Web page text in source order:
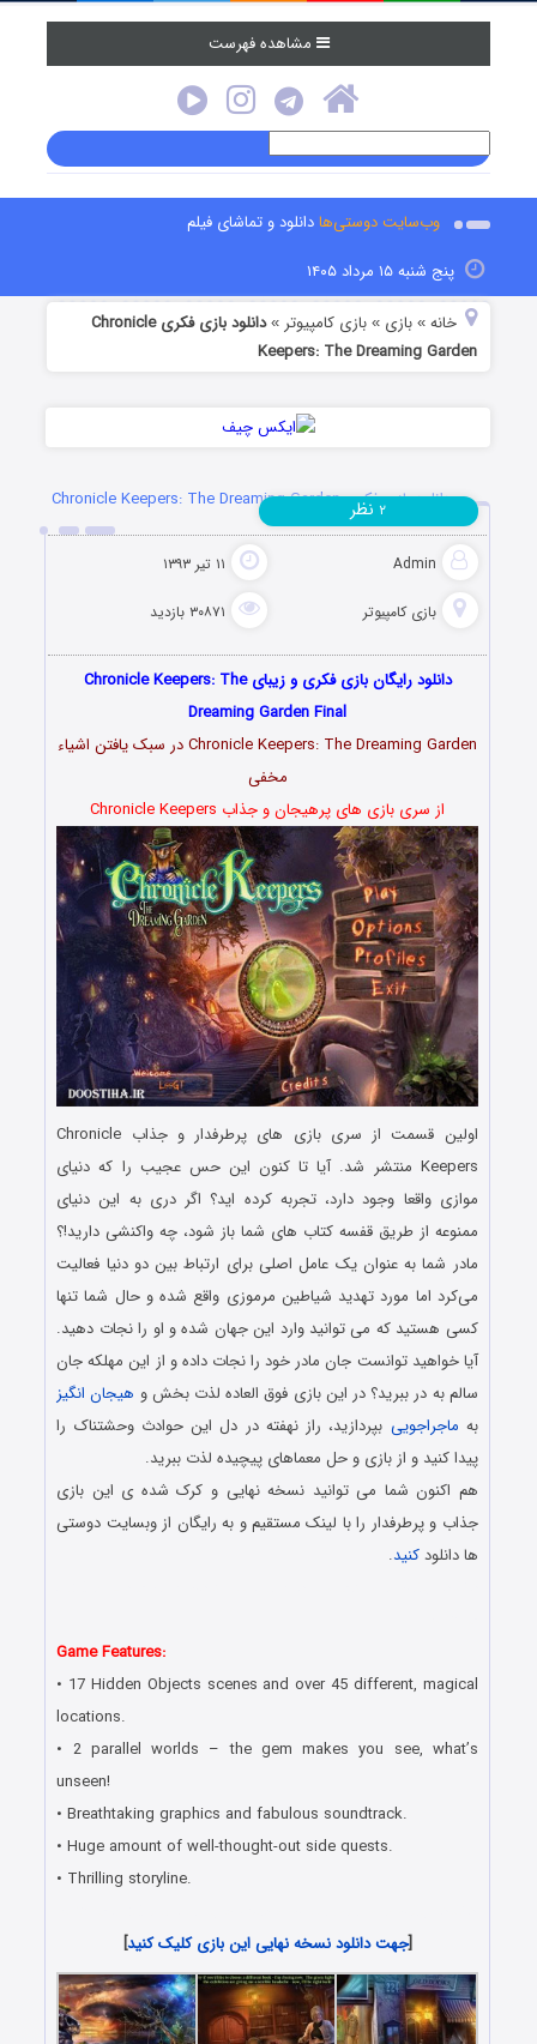
مشاهده فهرست
وب‌سایت دوستی‌هادانلود و تماشای فیلم
پنج شنبه ۱۵ مرداد ۱۴۰۵
خانه »بازی »بازی کامپیوتر »
دانلود بازی فکری Chronicle
Keepers: The Dreaming Garden
دانلود بازی فکری Chronicle Keepers: The Dreaming Garden
Admin ۱۱ تیر ۱۳۹۳
بازی کامپیوتر ۳۰۸۷۱ بازدید
۲ نظر
دانلود رایگان بازی فکری و زیبای Chronicle Keepers: The
Dreaming Garden Final
Chronicle Keepers: The Dreaming Garden در سبک یافتن اشیاء
مخفی
از سری بازی های پرهیجان و جذاب Chronicle Keepers
اولین قسمت از سری بازی های پرطرفدار و جذاب Chronicle
Keepers منتشر شد. آیا تا کنون این حس عجیب را که دنیای
موازی واقعا وجود دارد، تجربه کرده اید؟ اگر دری به این دنیای
ممنوعه از طریق قفسه کتاب های شما باز شود، چه واکنشی دارید!؟
مادر شما به عنوان یک عامل اصلی برای ارتباط بین دو دنیا فعالیت
می‌کرد اما مورد تهدید شیاطین مرموزی واقع شده و حال شما تنها
کسی هستید که می توانید وارد این جهان شده و او را نجات دهید.
آیا خواهید توانست جان مادر خود را نجات داده و از این مهلکه جان
سالم به در ببرید؟ در این بازی فوق العاده لذت بخش و هیجان انگیز
به ماجراجویی بپردازید، راز نهفته در دل این حوادث وحشتناک را
پیدا کنید و از بازی و حل معماهای پیچیده لذت ببرید.
هم اکنون شما می توانید نسخه نهایی و کرک شده ی این بازی
جذاب و پرطرفدار را با لینک مستقیم و به رایگان از وبسایت دوستی
ها دانلودکنید.
Game Features:
• 17 Hidden Objects scenes and over 45 different, magical
locations.
• 2 parallel worlds – the gem makes you see, what’s
unseen!
• Breathtaking graphics and fabulous soundtrack.
• Huge amount of well-thought-out side quests.
• Thrilling storyline.
[جهت دانلود نسخه نهایی این بازی کلیک کنید]